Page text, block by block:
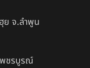
ย จ.ลำพูน
พชรบูรณ์